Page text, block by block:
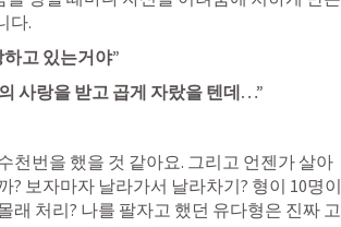
다.
고 있는거야”
사랑을 받고 곱게 자랐을 텐데…”
천번을 했을 것 같아요. 그리고 언젠가 살아
? 보자마자 날라가서 날라차기? 형이 10명이
래 처리? 나를 팔자고 했던 유다형은 진짜 고